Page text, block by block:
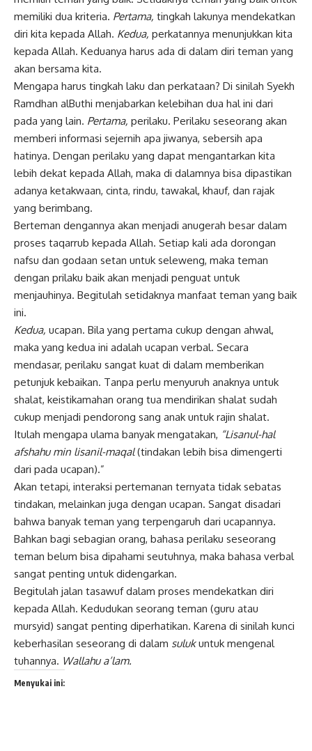
memiliki dua kriteria. Pertama, tingkah lakunya mendekatkan
diri kita kepada Allah. Kedua, perkatannya menunjukkan kita
kepada Allah. Keduanya harus ada di dalam diri teman yang
akan bersama kita.
Mengapa harus tingkah laku dan perkataan? Di sinilah Syekh
Ramdhan alButhi menjabarkan kelebihan dua hal ini dari
pada yang lain. Pertama, perilaku. Perilaku seseorang akan
memberi informasi sejernih apa jiwanya, sebersih apa
hatinya. Dengan perilaku yang dapat mengantarkan kita
lebih dekat kepada Allah, maka di dalamnya bisa dipastikan
adanya ketakwaan, cinta, rindu, tawakal, khauf, dan rajak
yang berimbang.
Berteman dengannya akan menjadi anugerah besar dalam
proses taqarrub kepada Allah. Setiap kali ada dorongan
nafsu dan godaan setan untuk seleweng, maka teman
dengan prilaku baik akan menjadi penguat untuk
menjauhinya. Begitulah setidaknya manfaat teman yang baik
ini.
Kedua, ucapan. Bila yang pertama cukup dengan ahwal,
maka yang kedua ini adalah ucapan verbal. Secara
mendasar, perilaku sangat kuat di dalam memberikan
petunjuk kebaikan. Tanpa perlu menyuruh anaknya untuk
shalat, keistikamahan orang tua mendirikan shalat sudah
cukup menjadi pendorong sang anak untuk rajin shalat.
Itulah mengapa ulama banyak mengatakan, “Lisanul-hal
afshahu min lisanil-maqal(tindakan lebih bisa dimengerti
dari pada ucapan).”
Akan tetapi, interaksi pertemanan ternyata tidak sebatas
tindakan, melainkan juga dengan ucapan. Sangat disadari
bahwa banyak teman yang terpengaruh dari ucapannya.
Bahkan bagi sebagian orang, bahasa perilaku seseorang
teman belum bisa dipahami seutuhnya, maka bahasa verbal
sangat penting untuk didengarkan.
Begitulah jalan tasawuf dalam proses mendekatkan diri
kepada Allah. Kedudukan seorang teman (guru atau
mursyid) sangat penting diperhatikan. Karena di sinilah kunci
keberhasilan seseorang di dalam sulukuntuk mengenal
tuhannya. Wallahu a’lam.
Menyukai ini: